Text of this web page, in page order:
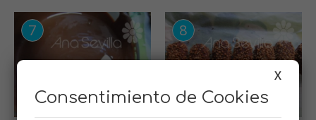
X
Consentimiento de Cookies